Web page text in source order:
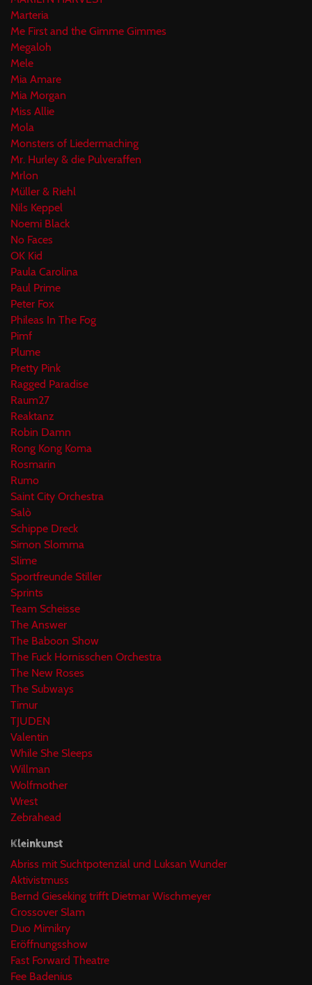
Marteria
Me First and the Gimme Gimmes
Megaloh
Mele
Mia Amare
Mia Morgan
Miss Allie
Mola
Monsters of Liedermaching
Mr. Hurley & die Pulveraffen
Mrlon
Müller & Riehl
Nils Keppel
Noemi Black
No Faces
OK Kid
Paula Carolina
Paul Prime
Peter Fox
Phileas In The Fog
Pimf
Plume
Pretty Pink
Ragged Paradise
Raum27
Reaktanz
Robin Damn
Rong Kong Koma
Rosmarin
Rumo
Saint City Orchestra
Salò
Schippe Dreck
Simon Slomma
Slime
Sportfreunde Stiller
Sprints
Team Scheisse
The Answer
The Baboon Show
The Fuck Hornisschen Orchestra
The New Roses
The Subways
Timur
TJUDEN
Valentin
While She Sleeps
Willman
Wolfmother
Wrest
Zebrahead
Kleinkunst
Abriss mit Suchtpotenzial und Luksan Wunder
Aktivistmuss
Bernd Gieseking trifft Dietmar Wischmeyer
Crossover Slam
Duo Mimikry
Eröffnungsshow
Fast Forward Theatre
Fee Badenius